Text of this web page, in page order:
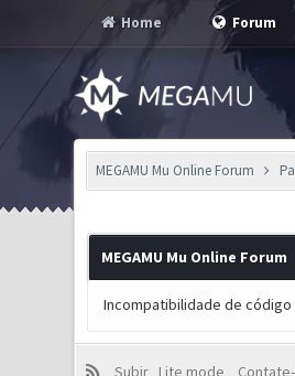
Home Forum
MEGAMU Mu Online Forum
MEGAMU Mu Online Forum
Incompatibilidade de
Subir Lite mode